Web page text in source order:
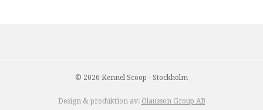
© 2026 Kennel Scoop - Stockholm
Design & produktion av: Olausson Group AB